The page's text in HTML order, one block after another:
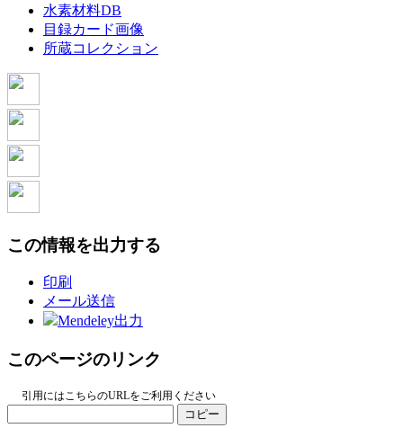
水素材料DB
目録カード画像
所蔵コレクション
この情報を出力する
印刷
メール送信
Mendeley出力
このページのリンク
引用にはこちらのURLをご利用ください
コピー